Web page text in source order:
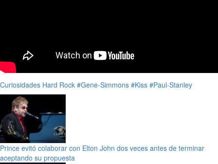
Curiosidades Hard Rock #Gene-Simmons #Kiss #Paul-Stanley
Prince evitó colaborar con Elton John dos veces antes de terminar
aceptando su propuesta